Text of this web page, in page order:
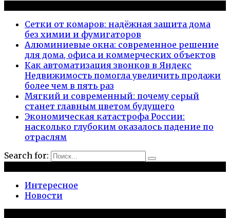
Сетки от комаров: надёжная защита дома
без химии и фумигаторов
Алюминиевые окна: современное решение
для дома, офиса и коммерческих объектов
Как автоматизация звонков в Яндекс
Недвижимость помогла увеличить продажи
более чем в пять раз
Мягкий и современный: почему серый
станет главным цветом будущего
Экономическая катастрофа России:
насколько глубоким оказалось падение по
отраслям
Search for:
Интересное
Новости